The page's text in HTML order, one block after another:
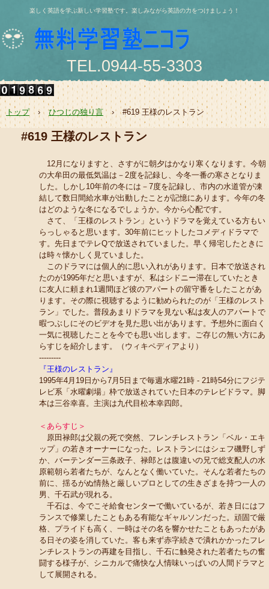
楽しく英語を学ぶ新しい学習塾です。楽しみながら英語の力をつけましょう！
TEL.0944-55-3303
〒836-0844 大牟田市浄真町114番地 浄真ビル202号
e-mail:nishio@jukunicolas.net
トップ › ひつじの独り言 › #619 王様のレストラン
#619 王様のレストラン
12月になりますと、さすがに朝夕はかなり寒くなります。今朝
の大牟田の最低気温は－2度を記録し、今冬一番の寒さとなりま
した。しかし10年前の冬には－7度を記録し、市内の水道管が凍
結して数日間給水車が出動したことが記憶にあります。今年の冬
はどのような冬になるでしょうか。今から心配です。
さて、「王様のレストラン」というドラマを覚えている方もい
らっしゃると思います。30年前にヒットしたコメディドラマで
す。先日までテレQで放送されていました。早く帰宅したときに
は時々懐かしく見ていました。
このドラマには個人的に思い入れがあります。日本で放送され
たのが1995年だと思いますが、私はシドニー滞在していたとき
に友人に頼まれ1週間ほど彼のアパートの留守番をしたことがあ
ります。その際に視聴するように勧められたのが「王様のレスト
ラン」でした。普段あまりドラマを見ない私は友人のアパートで
暇つぶしにそのビデオを見た思い出があります。予想外に面白く
一気に視聴したことを今でも思い出します。ご存じの無い方にあ
らすじを紹介します。（ウィキペディアより）
---------
『王様のレストラン』
1995年4月19日から7月5日まで毎週水曜21時 - 21時54分にフジテ
レビ系「水曜劇場」枠で放送されていた日本のテレビドラマ。脚
本は三谷幸喜。主演は九代目松本幸四郎。
＜あらすじ＞
原田禄郎は父親の死で突然、フレンチレストラン「ベル・エキ
ップ」の若きオーナーになった。レストランにはシェフ磯野しず
か、バーテンダー三条政子、禄郎とは腹違いの兄で総支配人の水
原範朝ら若者たちが、なんとなく働いていた。そんな若者たちの
前に、揺るがぬ情熱と厳しいプロとしての生きざまを持つ一人の
男、千石武が現れる。
千石は、今でこそ給食センターで働いているが、若き日にはフ
ランスで修業したこともある有能なギャルソンだった。頑固で厳
格、プライドも高く、一時はその名を響かせたこともあったがあ
る日その姿を消していた。客も来ず赤字続きで潰れかかったフレ
ンチレストランの再建を目指し、千石に触発された若者たちの奮
闘する様子が、シニカルで痛快な人情味いっぱいの人間ドラマと
して展開される。